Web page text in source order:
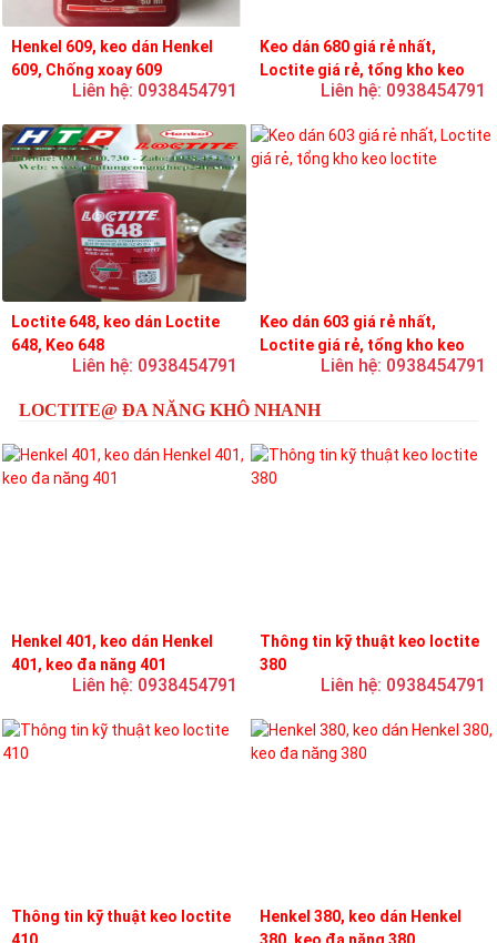
Henkel 609, keo dán Henkel
609, Chống xoay 609
Liên hệ: 0938454791
Keo dán 680 giá rẻ nhất,
Loctite giá rẻ, tổng kho keo
Liên hệ: 0938454791
Loctite 648, keo dán Loctite
648, Keo 648
Liên hệ: 0938454791
Keo dán 603 giá rẻ nhất,
Loctite giá rẻ, tổng kho keo
Liên hệ: 0938454791
LOCTITE@ ĐA NĂNG KHÔ NHANH
Henkel 401, keo dán Henkel
401, keo đa năng 401
Liên hệ: 0938454791
Thông tin kỹ thuật keo loctite
380
Liên hệ: 0938454791
Thông tin kỹ thuật keo loctite
Henkel 380, keo dán Henkel